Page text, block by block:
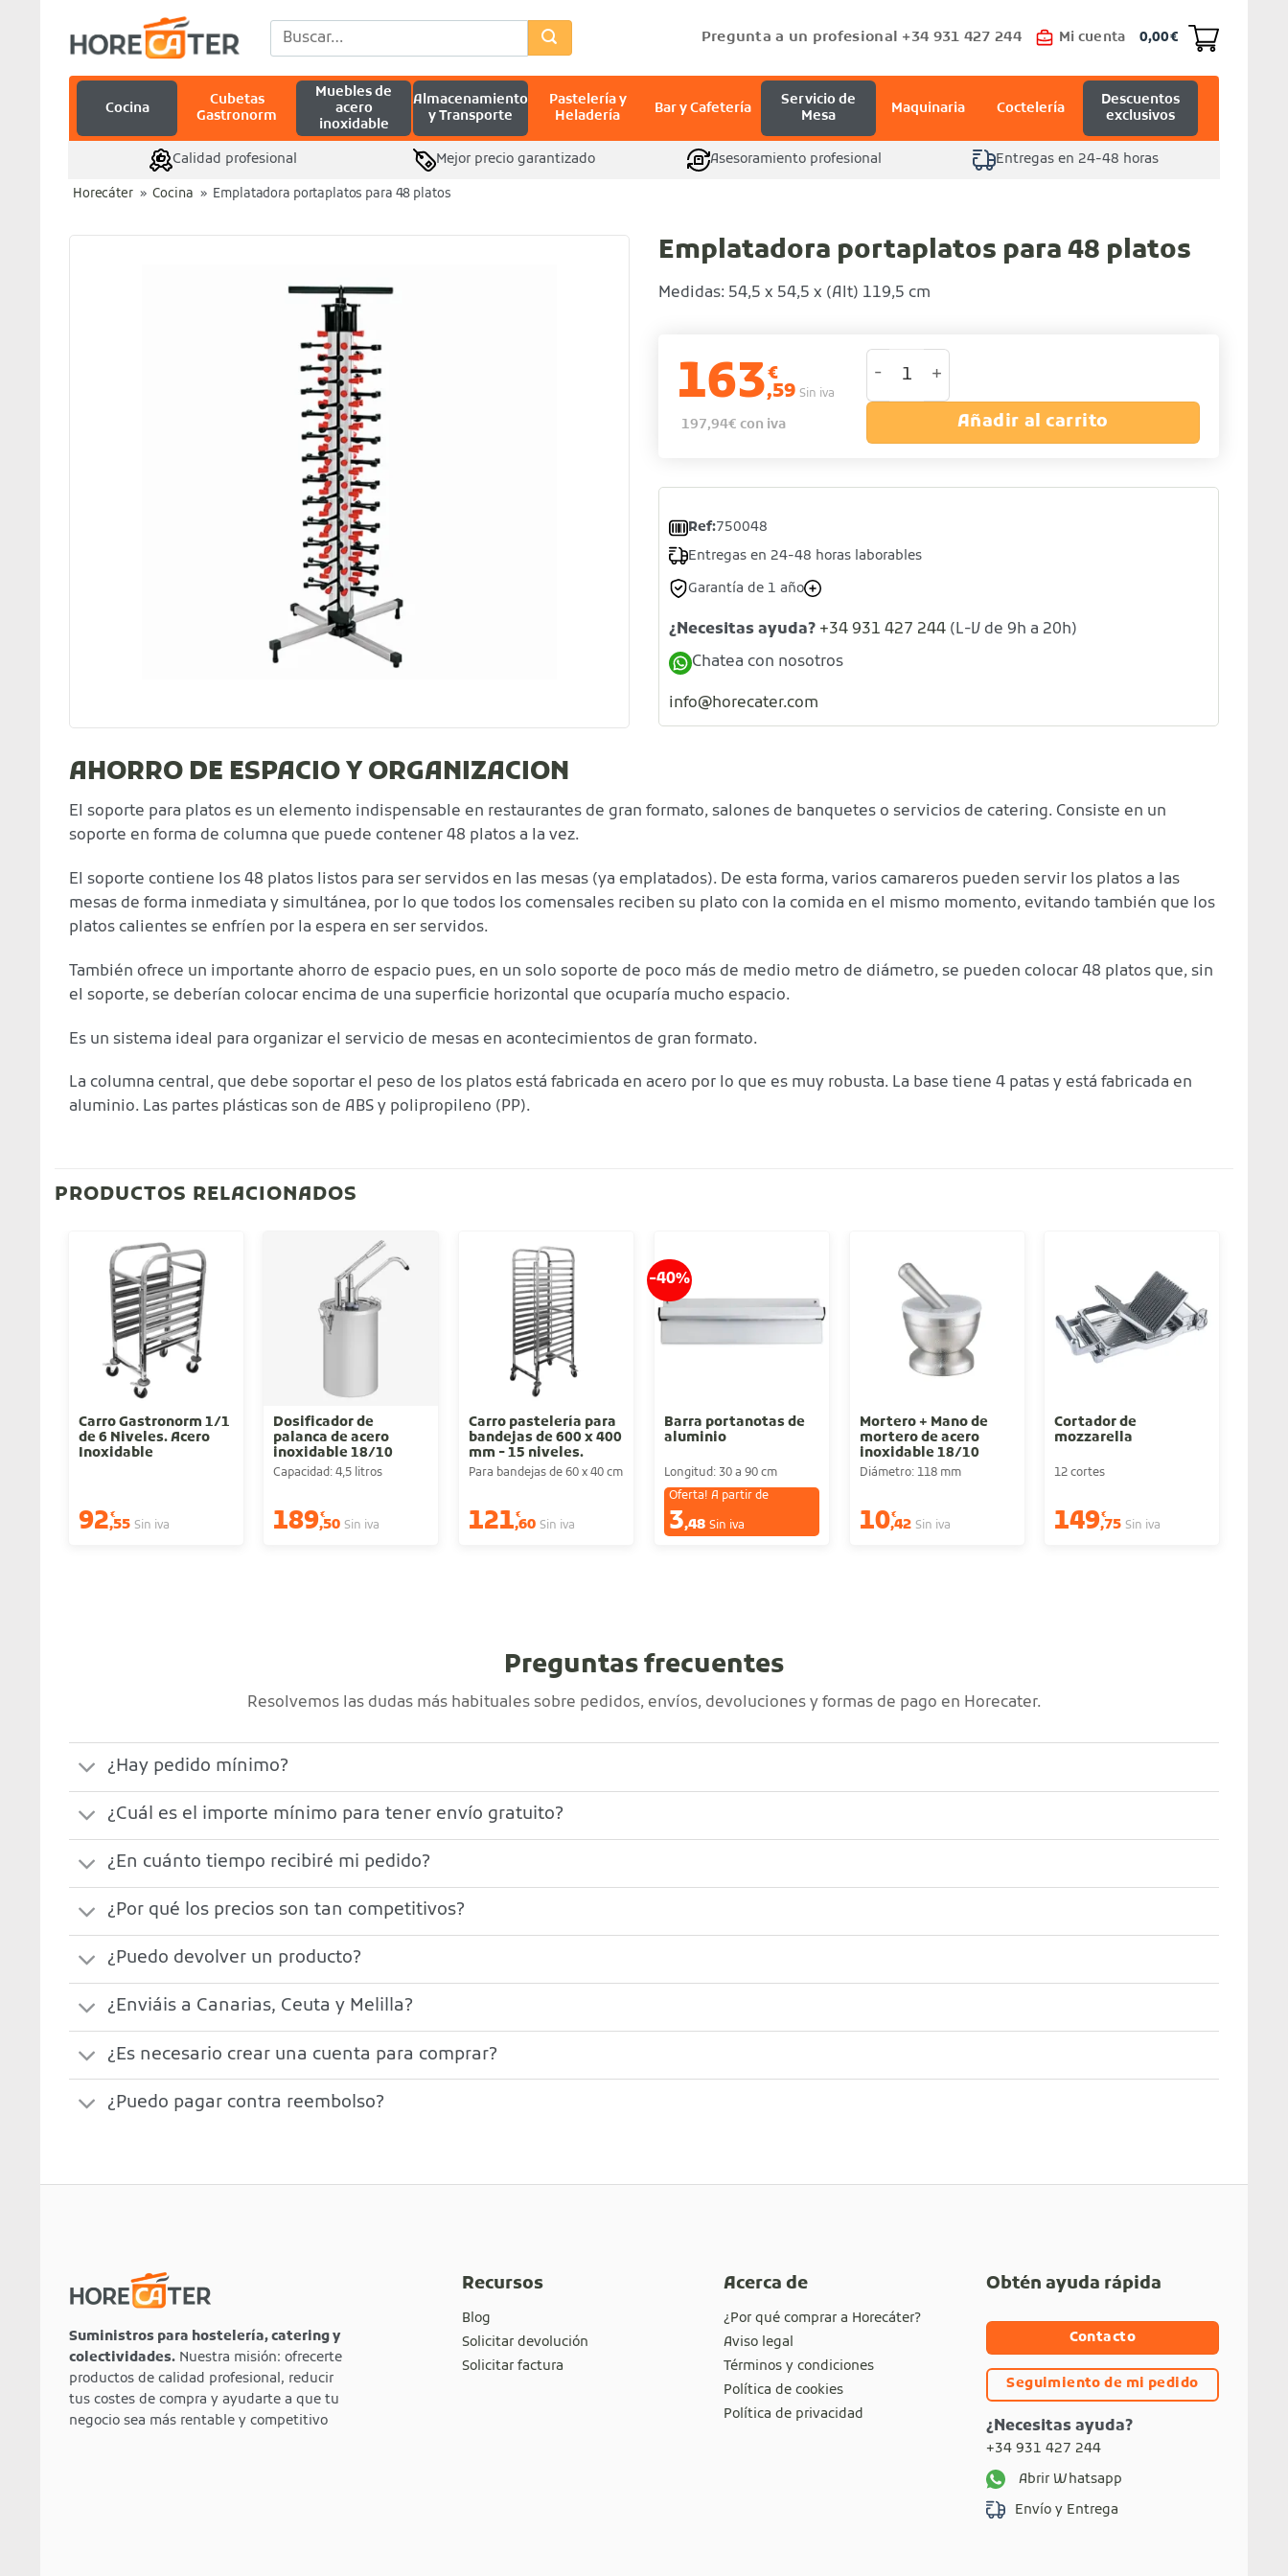
contenido
Buscar
por:
Pregunta a un profesional +34 931 427 244 Mi cuenta 0,00€
Cocina
Cubetas
Gastronorm
Muebles de
acero
inoxidable
Almacenamiento
y Transporte
Pastelería y
Heladería
Bar y Cafetería
Servicio de
Mesa
Maquinaria Coctelería
Descuentos
exclusivos
Calidad profesional Mejor precio garantizado Asesoramiento profesional Entregas en 24-48 horas
Horecáter » Cocina » Emplatadora portaplatos para 48 platos
Emplatadora portaplatos para 48 platos
Medidas: 54,5 x 54,5 x (Alt) 119,5 cm
163€
,59 Sin iva
197,94€ con iva
Emplatadora portaplatos para 48 platos cantidad
Añadir al carrito
Ref:750048
Entregas en 24-48 horas laborables
Garantía de 1 año
¿Necesitas ayuda? +34 931 427 244 (L-V de 9h a 20h)
Chatea con nosotros
info@horecater.com
AHORRO DE ESPACIO Y ORGANIZACION
El soporte para platos es un elemento indispensable en restaurantes de gran formato, salones de banquetes o servicios de catering. Consiste en un
soporte en forma de columna que puede contener 48 platos a la vez.
El soporte contiene los 48 platos listos para ser servidos en las mesas (ya emplatados). De esta forma, varios camareros pueden servir los platos a las
mesas de forma inmediata y simultánea, por lo que todos los comensales reciben su plato con la comida en el mismo momento, evitando también que los
platos calientes se enfríen por la espera en ser servidos.
También ofrece un importante ahorro de espacio pues, en un solo soporte de poco más de medio metro de diámetro, se pueden colocar 48 platos que, sin
el soporte, se deberían colocar encima de una superficie horizontal que ocuparía mucho espacio.
Es un sistema ideal para organizar el servicio de mesas en acontecimientos de gran formato.
La columna central, que debe soportar el peso de los platos está fabricada en acero por lo que es muy robusta. La base tiene 4 patas y está fabricada en
aluminio. Las partes plásticas son de ABS y polipropileno (PP).
PRODUCTOS RELACIONADOS
Carro Gastronorm 1/1
de 6 Niveles. Acero
Inoxidable
92€
,55 Sin iva
Dosificador de
palanca de acero
inoxidable 18/10
Capacidad: 4,5 litros
189€
,50 Sin iva
Carro pastelería para
bandejas de 600 x 400
mm - 15 niveles.
Acero inoxidable
Para bandejas de 60 x 40 cm
121€
,60 Sin iva
-40%
Barra portanotas de
aluminio
Longitud: 30 a 90 cm
Oferta! A partir de
3,48 Sin iva
Mortero + Mano de
mortero de acero
inoxidable 18/10
Diámetro: 118 mm
10€
,42 Sin iva
Cortador de
mozzarella
12 cortes
149€
,75 Sin iva
Preguntas frecuentes
Resolvemos las dudas más habituales sobre pedidos, envíos, devoluciones y formas de pago en Horecater.
¿Hay pedido mínimo?
¿Cuál es el importe mínimo para tener envío gratuito?
¿En cuánto tiempo recibiré mi pedido?
¿Por qué los precios son tan competitivos?
¿Puedo devolver un producto?
¿Enviáis a Canarias, Ceuta y Melilla?
¿Es necesario crear una cuenta para comprar?
¿Puedo pagar contra reembolso?
Suministros para hostelería, catering y
colectividades. Nuestra misión: ofrecerte
productos de calidad profesional, reducir
tus costes de compra y ayudarte a que tu
negocio sea más rentable y competitivo
Recursos
Blog
Solicitar devolución
Solicitar factura
Acerca de
¿Por qué comprar a Horecáter?
Aviso legal
Términos y condiciones
Política de cookies
Política de privacidad
Obtén ayuda rápida
Contacto
Seguimiento de mi pedido
¿Necesitas ayuda?
+34 931 427 244
Abrir Whatsapp
Envío y Entrega